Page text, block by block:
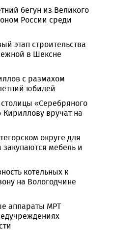
бегун из Великого
России среди
этап строительства
в Шексне
с размахом
юбилей
столицы «Серебряного
вручат на
округе для
мебель и
котельных к
на Вологодчине
аппараты МРТ